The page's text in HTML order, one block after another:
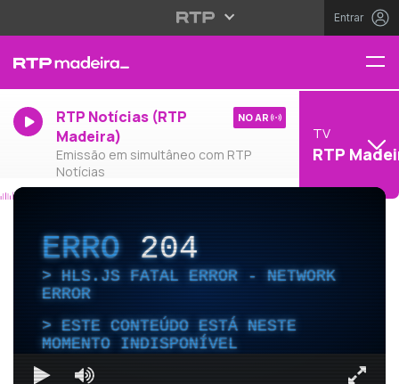
Entrar
RTP Notícias (RTP
Madeira)
Emissão em simultâneo com RTP
Notícias
NO AR
TV
RTP
ERRO204
HLS.JS FATAL ERROR - NETWORK
ERROR
ESTE CONTEÚDO ESTÁ NESTE
MOMENTO INDISPONÍVEL